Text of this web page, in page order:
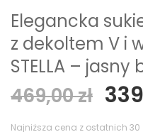
Elegancka
z dekoltem V i
STELLA –
469,00zł
Najniższa cena z ostatnich 30